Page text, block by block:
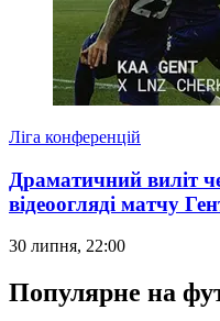
Ліга конференцій
Драматичний виліт
відеоогляді матчу
30 липня, 22:00
Популярне на